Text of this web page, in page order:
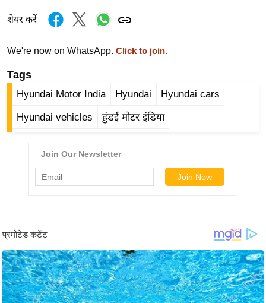
हि
ज
ग
ऑ
टो
म
नो
रं
ज
न
शेयर करें
We're now on WhatsApp. Click to join.
Tags
Hyundai Motor India Hyundai Hyundai cars
Hyundai vehicles हुंडई मोटर इंडिया